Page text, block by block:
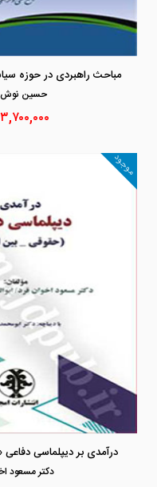
حسين نوش
۳,۷۰۰,۰۰۰
موجود
درآمدی بر دیپلماسی
دكتر مسعود